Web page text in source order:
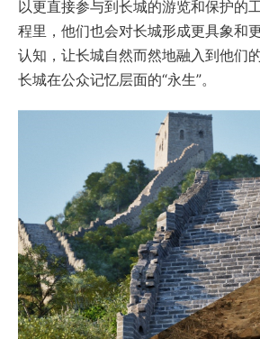
以更直接参与到长城的游览和保护的
程里，他们也会对长城形成更具象和
认知，让长城自然而然地融入到他们
长城在公众记忆层面的“永生”。